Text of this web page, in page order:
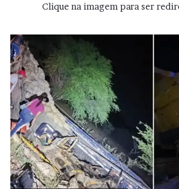
Clique na imagem para ser